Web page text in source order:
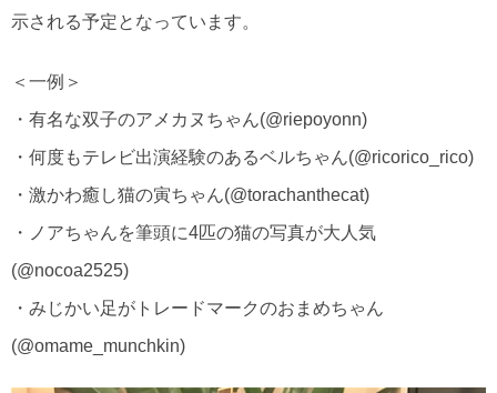
示される予定となっています。
＜一例＞
・有名な双子のアメカヌちゃん(@riepoyonn)
・何度もテレビ出演経験のあるベルちゃん(@ricorico_rico)
・激かわ癒し猫の寅ちゃん(@torachanthecat)
・ノアちゃんを筆頭に4匹の猫の写真が大人気
(@nocoa2525)
・みじかい足がトレードマークのおまめちゃん
(@omame_munchkin)